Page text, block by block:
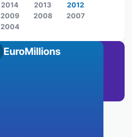
EuroMillions
2014 2013
2012
2009 2008
2007
2004